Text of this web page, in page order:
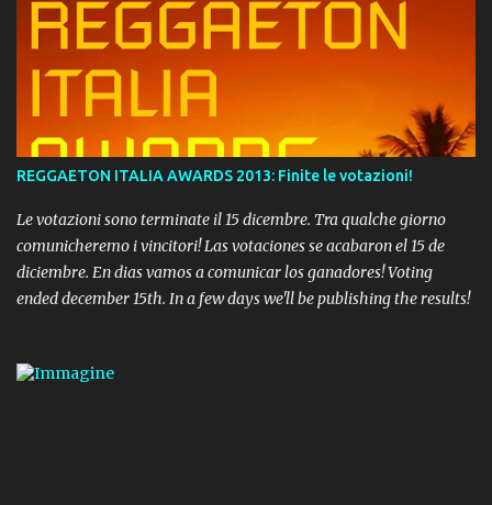
REGGAETON ITALIA AWARDS 2013: Finite le votazioni!
Le votazioni sono terminate il 15 dicembre. Tra qualche giorno
comunicheremo i vincitori! Las votaciones se acabaron el 15 de
diciembre. En dias vamos a comunicar los ganadores! Voting
ended december 15th. In a few days we'll be publishing the results!